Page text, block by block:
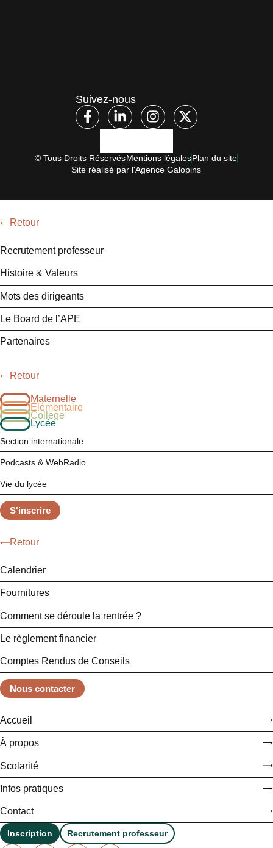
Suivez-nous
© Tous Droits RéservésMentions légalesPlan du site
Site réalisé par l'Agence Galopins
Retour
Recrutement professeur
Histoire & Valeurs
Mots des dirigeants
Le Board de l’APE
Partenaires
Retour
Maternelle
Élémentaire
Collège
Lycée
Section internationale
Podcasts & WebRadio
Vie du lycée
S'inscrire
Retour
Calendrier
Fournitures
Comment se déroule la rentrée ?
Le règlement financier
Comptes Rendus de Conseils
Nous contacter
Accueil
À propos
Scolarité
Infos pratiques
Contact
Inscription Recrutement professeur